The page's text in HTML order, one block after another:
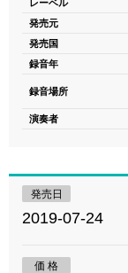
レーベル
発売元
発売国
録音年
録音場所
演奏者
発売日
2019-07-24
価 格